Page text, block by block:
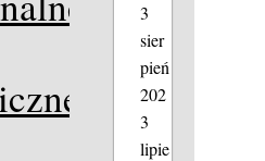
3
sier
pień
202
3
lipie